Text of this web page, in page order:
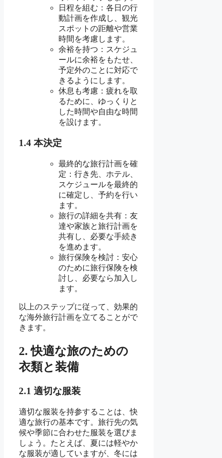
日程を組む：各日の行
動計画を作成し、観光
スポットの距離や営業
時間を考慮します。
余裕を持つ：スケジュ
ールに余裕をもたせ、
予定外のことに対応で
きるようにします。
休息も考慮：疲れを取
るために、ゆっくりと
した時間や自由な時間
を設けます。
1.4 本決定
最終的な旅行計画を確
定：行き先、ホテル、
スケジュールを最終的
に確定し、予約を行い
ます。
旅行の詳細を共有：友
達や家族と旅行計画を
共有し、必要な手続き
を進めます。
旅行保険を検討：安心
のために旅行保険を検
討し、必要なら加入し
ます。
以上のステップに従って、効果的
な海外旅行計画を立てることがで
きます。
2. 快適な旅のための
衣類と装備
2.1 適切な服装
適切な服装を持参することは、快
適な旅行の基本です。旅行先の気
候や季節に合わせた服装を選びま
しょう。たとえば、夏には軽やか
な服装が適していますが、冬には